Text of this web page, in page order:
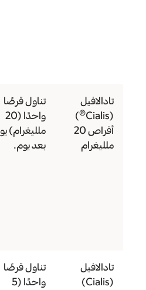
تادالافيل
®
)
أقراص 20
ملليغرام
تناول قرصًا
واحدًا (20
ملليغرام) يومًا
بعد يوم.
تادالافيل
تناول قرصًا
واحدًا (5